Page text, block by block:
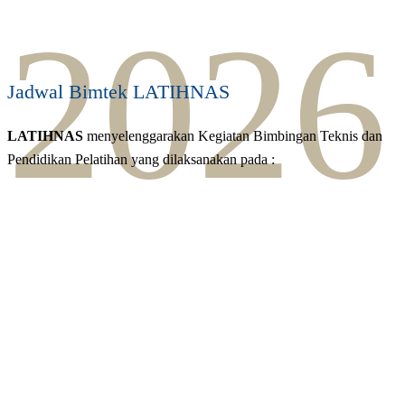
2026
Jadwal Bimtek LATIHNAS
LATIHNAS menyelenggarakan Kegiatan Bimbingan Teknis dan
Pendidikan Pelatihan yang dilaksanakan pada :